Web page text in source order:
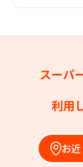
スーパ
利用
お